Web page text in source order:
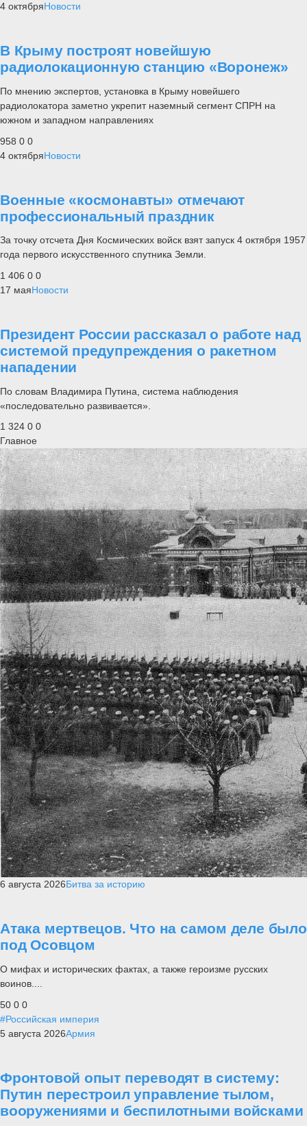
4 октябряНовости
В Крыму построят новейшую
радиолокационную станцию «Воронеж»
По мнению экспертов, установка в Крыму новейшего
радиолокатора заметно укрепит наземный сегмент СПРН на
южном и западном направлениях
958 0 0
4 октябряНовости
Военные «космонавты» отмечают
профессиональный праздник
За точку отсчета Дня Космических войск взят запуск 4 октября 1957
года первого искусственного спутника Земли.
1 406 0 0
17 маяНовости
Президент России рассказал о работе над
системой предупреждения о ракетном
нападении
По словам Владимира Путина, система наблюдения
«последовательно развивается».
1 324 0 0
Главное
6 августа 2026Битва за историю
Атака мертвецов. Что на самом деле было
под Осовцом
О мифах и исторических фактах, а также героизме русских
воинов....
50 0 0
#Российская империя
5 августа 2026Армия
Фронтовой опыт переводят в систему:
Путин перестроил управление тылом,
вооружениями и беспилотными войсками